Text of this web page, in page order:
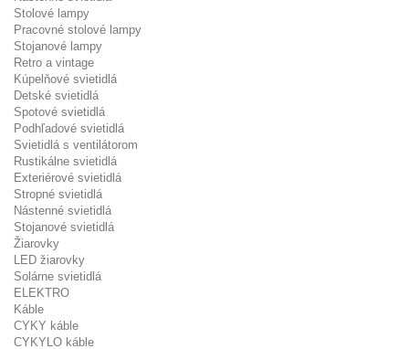
Stolové lampy
Pracovné stolové lampy
Stojanové lampy
Retro a vintage
Kúpelňové svietidlá
Detské svietidlá
Spotové svietidlá
Podhľadové svietidlá
Svietidlá s ventilátorom
Rustikálne svietidlá
Exteriérové svietidlá
Stropné svietidlá
Nástenné svietidlá
Stojanové svietidlá
Žiarovky
LED žiarovky
Solárne svietidlá
ELEKTRO
Káble
CYKY káble
CYKYLO káble